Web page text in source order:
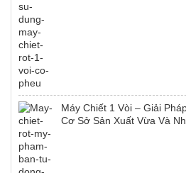
Máy Chiết 1 Vòi – Giải
Cơ Sở Sản Xuất Vừa Và